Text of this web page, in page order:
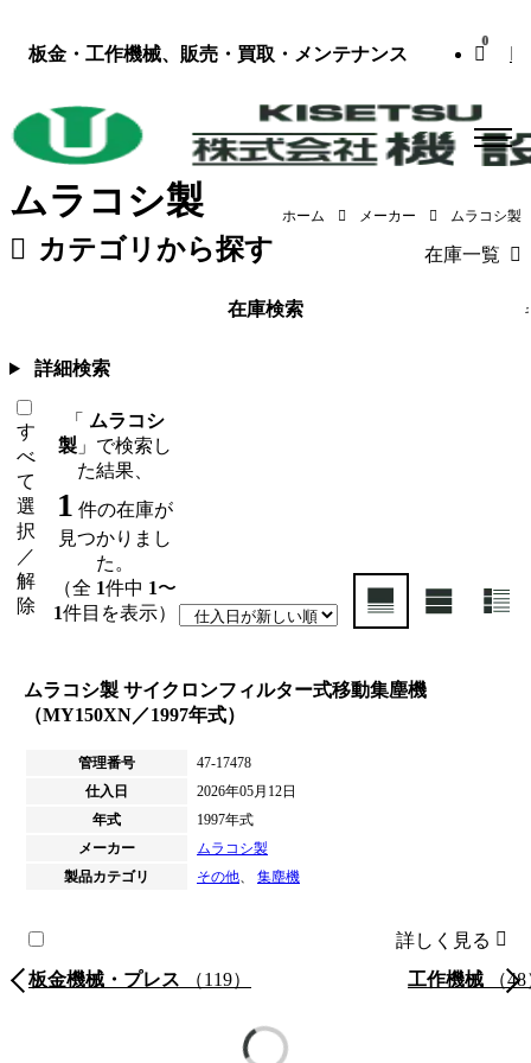
板金・工作機械、販売・買取・メンテナンス
0
ムラコシ製 ホーム メーカー ムラコシ製
カテゴリから探す 在庫一覧
板金機械・プレス 工作機械
在庫検索
詳細検索
す
べ
て
選
択
／
解
除
「 ムラコシ
製 」で検索し
た結果、
1 件の在庫が
見つかりまし
た。
（全 1件中 1〜
1件目を表示）
ムラコシ製 サイクロンフィルター式移動集塵機
（MY150XN／1997年式）
管理番号
47-17478
仕入日
2026年05月12日
年式
1997年式
メーカー
ムラコシ製
製品カテゴリ
その他、 集塵機
詳しく見る
板金機械・プレス
（119） 工作機械 （